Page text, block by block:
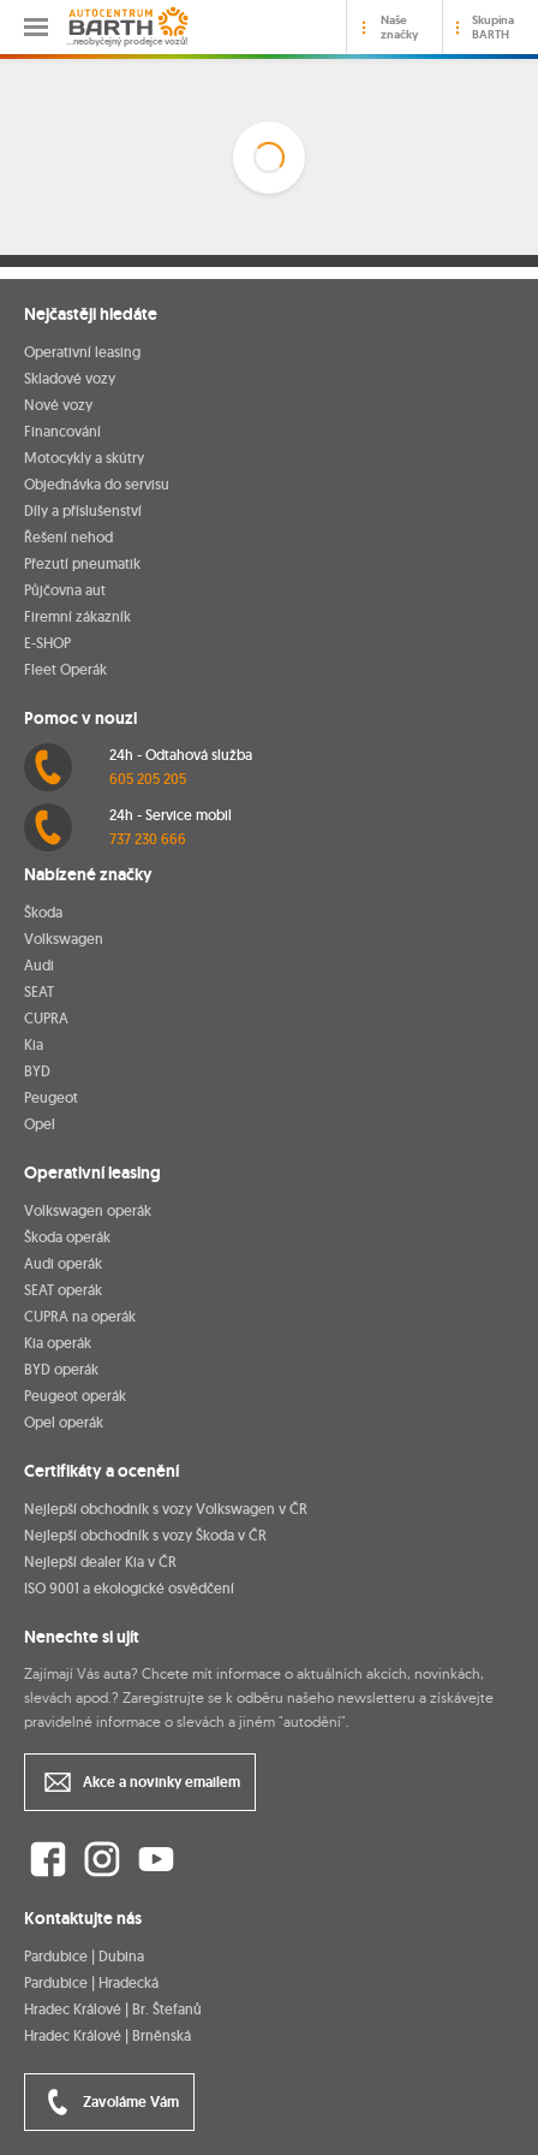
…neobyčejný prodejce vozů!
Naše
značky
Skupina
BARTH
Nejčastěji hledáte
Operativní leasing
Skladové vozy
Nové vozy
Financování
Motocykly a skútry
Objednávka do servisu
Díly a příslušenství
Řešení nehod
Přezutí pneumatik
Půjčovna aut
Firemní zákazník
E-SHOP
Fleet Operák
Pomoc v nouzi
24h - Odtahová služba
605 205 205
24h - Service mobil
737 230 666
Nabízené značky
Škoda
Volkswagen
Audi
SEAT
CUPRA
Kia
BYD
Peugeot
Opel
Operativní leasing
Volkswagen operák
Škoda operák
Audi operák
SEAT operák
CUPRA na operák
Kia operák
BYD operák
Peugeot operák
Opel operák
Certifikáty a ocenění
Nejlepší obchodník s vozy Volkswagen v ČR
Nejlepší obchodník s vozy Škoda v ČR
Nejlepší dealer Kia v ČR
ISO 9001 a ekologické osvědčení
Nenechte si ujít
Zajímají Vás auta? Chcete mít informace o aktuálních akcích, novinkách,
slevách apod.? Zaregistrujte se k odběru našeho newsletteru a získávejte
pravidelné informace o slevách a jiném "autodění".
Akce a novinky emailem
Kontaktujte nás
Pardubice | Dubina
Pardubice | Hradecká
Hradec Králové | Br. Štefanů
Hradec Králové | Brněnská
Zavoláme Vám